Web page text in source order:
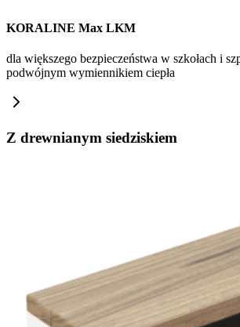
KORALINE Max LKM
dla większego bezpieczeństwa w szkołach i
podwójnym wymiennikiem ciepła
Z drewnianym siedziskiem